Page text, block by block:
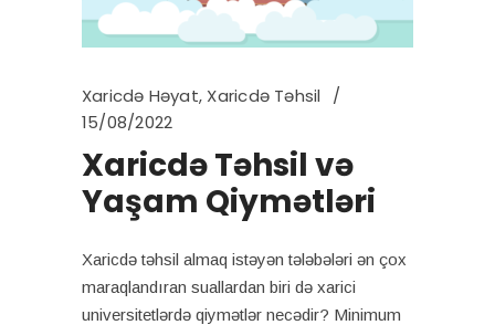
Xaricdə Həyat, Xaricdə Təhsil
15/08/2022
Xaricdə Təhsil və
Yaşam Qiymətləri
Xaricdə təhsil almaq istəyən tələbələri ən çox
maraqlandıran suallardan biri də xarici
universitetlərdə qiymətlər necədir? Minimum